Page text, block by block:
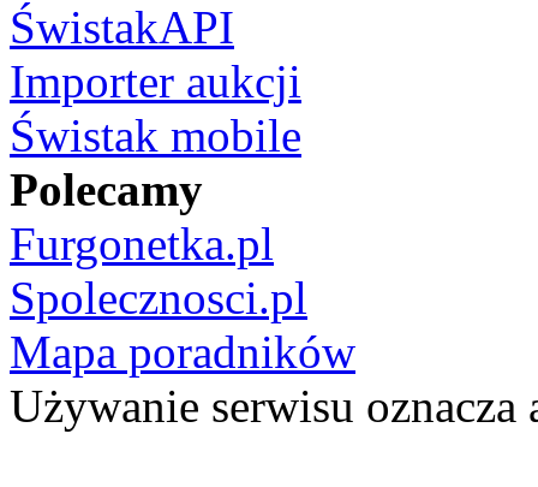
ŚwistakAPI
Importer aukcji
Świstak mobile
Polecamy
Furgonetka.pl
Spolecznosci.pl
Mapa poradników
Używanie serwisu oznacza